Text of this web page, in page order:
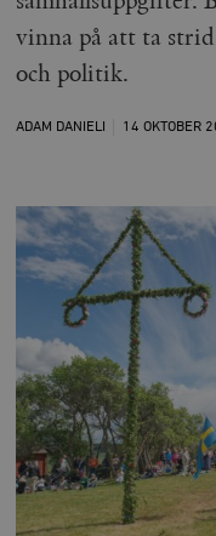
vinna på att ta
och politik.
ADAM DANIELI 14 OKTOBER